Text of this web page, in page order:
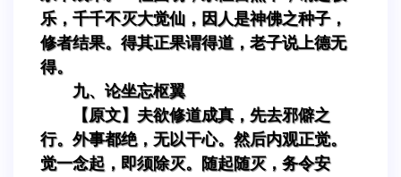
乐，千千不灭大觉仙，因人是神佛之种子，
修者结果。得其正果谓得道，老子说上德无
得。
九、论坐忘枢翼
【原文】夫欲修道成真，先去邪僻之
行。外事都绝，无以干心。然后内观正觉。
觉一念起，即须除灭。随起随灭，务令安